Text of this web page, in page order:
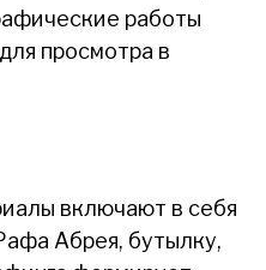
работы
просмотра в
включают в себя
Абрея, бутылку,